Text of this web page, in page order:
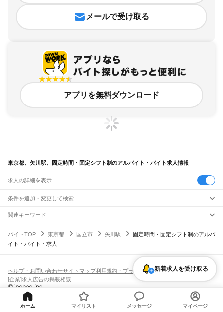
メールで受け取る
アプリを無料ダウンロード
東京都、矢川駅、固定時間・固定シフト制のアルバイト・バイト求人情報
求人の詳細を表示
条件を追加・変更して検索
市区町村を追加・変更
東京都すべて
東京23区 すべて
荒川区
江戸川区
八王子市立川市武蔵野市 昭島市調布市町田市小金井市
小平市
国分寺市 狛江市
東久留米市
多摩市 あきる野市 大島町利島村
新島村
三宅村御蔵島村 青ヶ島村小笠原村
駅を追加・変更
JR山手線
大崎駅五反田駅目黒駅恵比寿駅 代々木駅新宿駅新大久保駅
高田馬場駅
上野駅御徒町駅 神田駅 新橋駅
高輪ゲートウェイ駅
品川駅
職種を追加・変更
飲食・フードサービスすべて
ホールスタッフキッチンスタッフ 皿洗い・洗い場精肉・鮮魚加工
パン屋（ベーカリー）
飲食店補助（開店・閉店準備）
飲食店（店長・マネージャー）
営業・販売
人気
日払いOK高校生歓迎
ピアスOK
オープニングスタッフ
留学生・外国人活躍中
勤務期間
雇用形態を追加・変更
アルバイト・パート
正社員
都道府県を変更
関連キーワード
バイトTOP
東京都 国立市 矢川駅
固定時間・固定シフト制のアルバ
イト・バイト・求人
新着求人を受け取る
ヘルプ・お問い合わせサイトマップ利用規約・プライバシーポリシー
[企業]求人広告の掲載相談
ホーム マイリスト メッセージ マイページ